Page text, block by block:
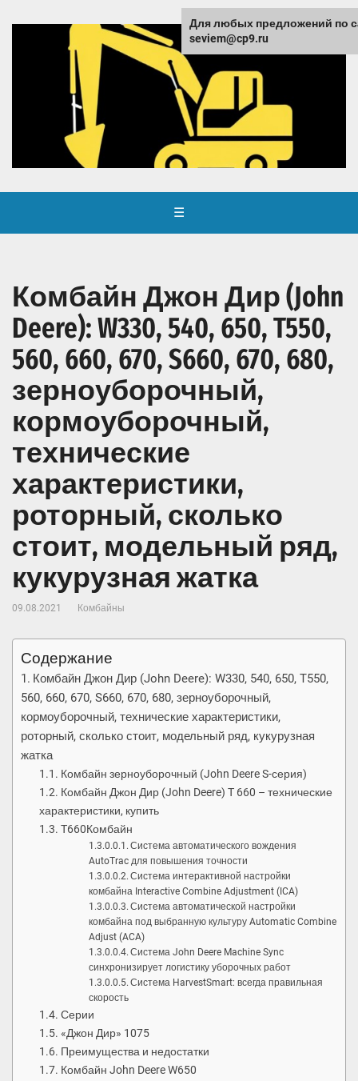
☰
Комбайн Джон Дир (John
Deere): W330, 540, 650, T550,
560, 660, 670, S660, 670, 680,
зерноуборочный,
кормоуборочный,
технические
характеристики,
роторный, сколько
стоит, модельный ряд,
кукурузная жатка
09.08.2021 Комбайны
Содержание
Комбайн Джон Дир (John Deere): W330, 540, 650, T550,
560, 660, 670, S660, 670, 680, зерноуборочный,
кормоуборочный, технические характеристики,
роторный, сколько стоит, модельный ряд, кукурузная
жатка
Комбайн зерноуборочный (John Deere S-серия)
Комбайн Джон Дир (John Deere) T 660 – технические
характеристики, купить
T660Комбайн
Система автоматического вождения
AutoTrac для повышения точности
Система интерактивной настройки
комбайна Interactive Combine Adjustment (ICA)
Система автоматической настройки
комбайна под выбранную культуру Automatic Combine
Adjust (ACA)
Система John Deere Machine Sync
синхронизирует логистику уборочных работ
Система HarvestSmart: всегда правильная
скорость
Серии
«Джон Дир» 1075
Преимущества и недостатки
Комбайн John Deere W650
Для любых предложений по
seviem@cp9.ru